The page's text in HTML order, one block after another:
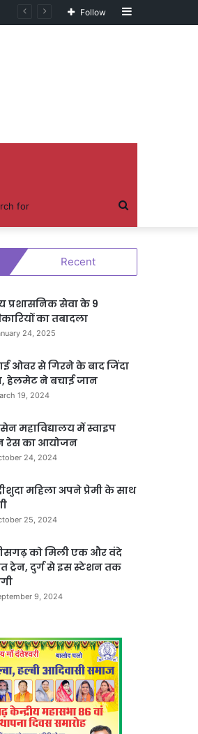
Sidebar
Follow
Search
for
Recent
प्रशासनिक सेवा के 9
का तबादला
24, 2025
ओवर से गिरने के बाद जिंदा
हेलमेट ने बचाई जान
19, 2024
महाविद्यालय में स्वाइप
रेस का आयोजन
24, 2024
महिला अपने प्रेमी के साथ
25, 2024
को मिली एक और वंदे
ट्रेन, दुर्ग से इस स्टेशन तक
9, 2024